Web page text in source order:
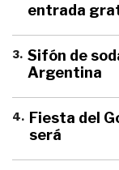
entrada
3. Sifón de
Argentina
4. Fiesta del
será